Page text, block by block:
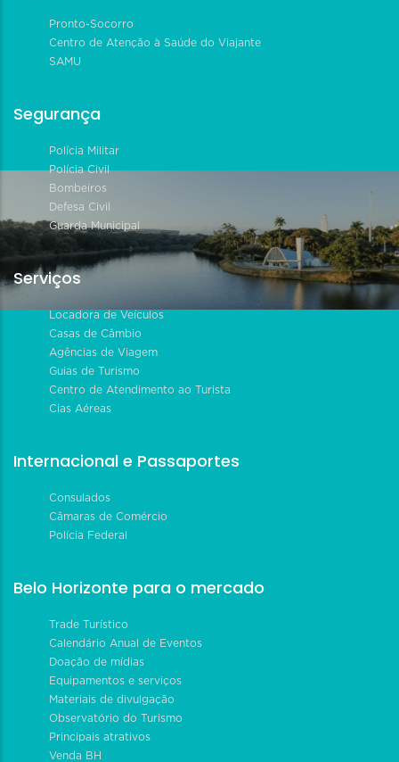
Pronto-Socorro
Centro de Atenção à Saúde do Viajante
SAMU
Segurança
Polícia Militar
Polícia Civil
Bombeiros
Defesa Civil
Guarda Municipal
Serviços
Locadora de Veículos
Casas de Câmbio
Agências de Viagem
Guias de Turismo
Centro de Atendimento ao Turista
Cias Aéreas
Internacional e Passaportes
Consulados
Câmaras de Comércio
Polícia Federal
Belo Horizonte para o mercado
Trade Turístico
Calendário Anual de Eventos
Doação de mídias
Equipamentos e serviços
Materiais de divulgação
Observatório do Turismo
Principais atrativos
Venda BH